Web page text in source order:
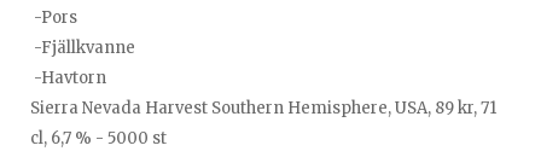
-Pors
-Fjällkvanne
-Havtorn
Sierra Nevada Harvest Southern Hemisphere, USA, 89 kr, 71
cl, 6,7 % - 5000 st